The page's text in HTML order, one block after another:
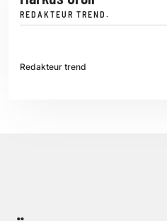
REDAKTEUR TREND.
Redakteur trend